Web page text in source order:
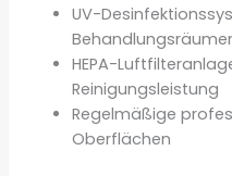
UV-
HEPA-
Reinigungsleistung
Regelmäßige
Oberflächen